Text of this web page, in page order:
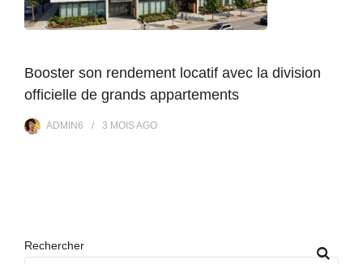
Booster son rendement locatif avec la division
officielle de grands appartements
ADMIN6 3 MOISAGO
Rechercher